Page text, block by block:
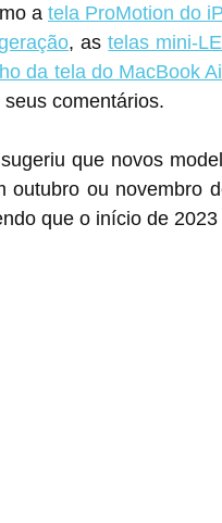
a tela ProMotion do
, as telas mini-
da tela do MacBook
comentários.
que novos modelos de ‌iPad Pro‌ poderiam ser
outubro ou novembro
que o início de